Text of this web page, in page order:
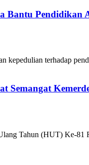
Bantu
kepedulian terhadap
Semangat
Tahun (HUT) Ke-